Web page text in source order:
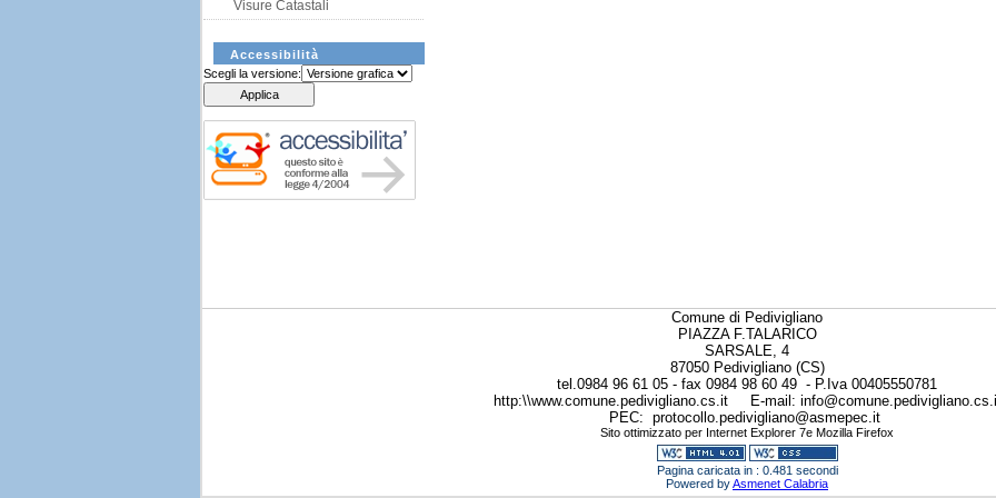
Visure Catastali
Accessibilità
Scegli la versione:
Comune di Pedivigliano
PIAZZA F.TALARICO
SARSALE, 4
87050 Pedivigliano (CS)
tel.0984 96 61 05 - fax 0984 98 60 49 - P.Iva 00405550781
http:\\www.comune.pedivigliano.cs.it E-mail:
PEC: protocollo.pedivigliano@asmepec.it
Sito ottimizzato per Internet Explorer 7e Mozilla Firefox
Pagina caricata in : 0.481 secondi
Powered byAsmenet Calabria